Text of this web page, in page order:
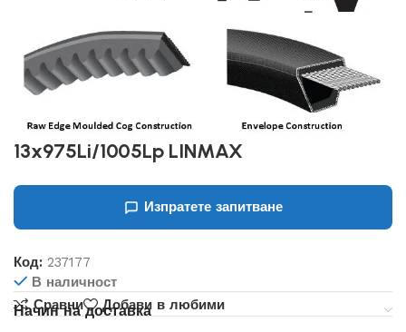
13x975Li/1005Lp LINMAX
Изпратете запитване
Код:237177
В наличност
Сравни
Добави в любими
Начин на доставка